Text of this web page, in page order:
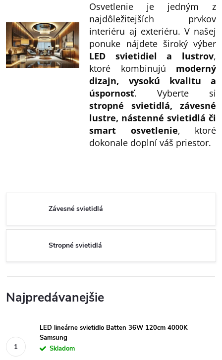
Osvetlenie je jedným z
najdôležitejších prvkov
interiéru aj exteriéru. V našej
ponuke nájdete široký výber
LED svietidiel a lustrov,
ktoré kombinujú moderný
dizajn, vysokú kvalitu a
úspornosť. Vyberte si
stropné svietidlá, závesné
lustre, nástenné svietidlá či
smart osvetlenie, ktoré
dokonale doplní váš priestor.
Závesné svietidlá
Stropné svietidlá
Najpredávanejšie
LED lineárne svietidlo Batten 36W 120cm 4000K
Samsung
Skladom